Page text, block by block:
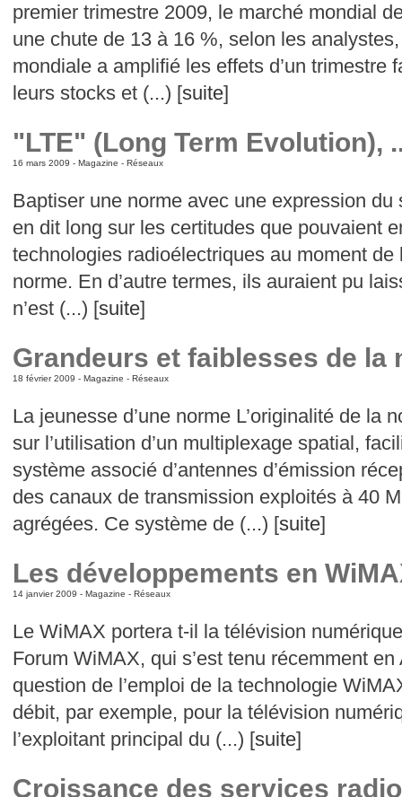
premier trimestre 2009, le marché mondial
une chute de 13 à 16 %, selon les
mondiale a amplifié les effets d’un trimestre
leurs stocks et (...) [suite]
"LTE" (Long Term Evolution),
16 mars 2009 - Magazine - Réseaux
Baptiser une norme avec une expression
en dit long sur les certitudes que pouvaient
technologies radioélectriques au moment
norme. En d’autre termes, ils auraient pu
n’est (...) [suite]
Grandeurs et faiblesses de la
18 février 2009 - Magazine - Réseaux
La jeunesse d’une norme L’originalité de la
sur l’utilisation d’un multiplexage spatial,
système associé d’antennes d’émission
des canaux de transmission exploités à 40
agrégées. Ce système de (...) [suite]
Les développements en
14 janvier 2009 - Magazine - Réseaux
Le WiMAX portera t-il la télévision
Forum WiMAX, qui s’est tenu récemment
question de l’emploi de la technologie
débit, par exemple, pour la télévision
l’exploitant principal du (...) [suite]
Croissance des services